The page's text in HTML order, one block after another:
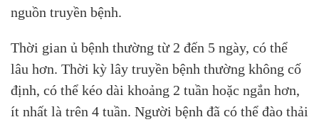
nguồn truyền bệnh.
Thời gian ủ bệnh thường từ 2 đến 5 ngày, có thể
lâu hơn. Thời kỳ lây truyền bệnh thường không cố
định, có thể kéo dài khoảng 2 tuần hoặc ngắn hơn,
ít nhất là trên 4 tuần. Người bệnh đã có thể đào thải